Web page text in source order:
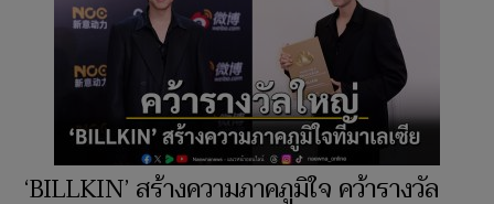
‘BILLKIN’ สร้างความภาคภูมิใจ คว้ารางวัล